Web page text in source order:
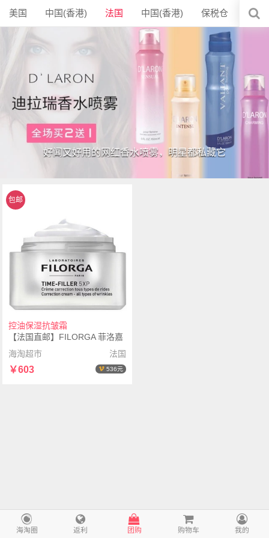
美国 中国(香港) 法国 中国(香港) 保税仓 加拿
好闻又好用的网红香水喷雾，明星都私藏它
包邮
控油保湿抗皱霜
【法国直邮】FILORGA 菲洛嘉
逆时光面霜mat哑光版50ml
海淘超市 法国
￥603 536元
海淘圈 返利 团购 购物车 我的